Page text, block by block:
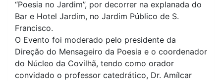
“Poesia no Jardim”, por decorrer na explanada do
Bar e Hotel Jardim, no Jardim Público de S.
Francisco.
O Evento foi moderado pelo presidente da
Direção do Mensageiro da Poesia e o coordenador
do Núcleo da Covilhã, tendo como orador
convidado o professor catedrático, Dr. Amílcar